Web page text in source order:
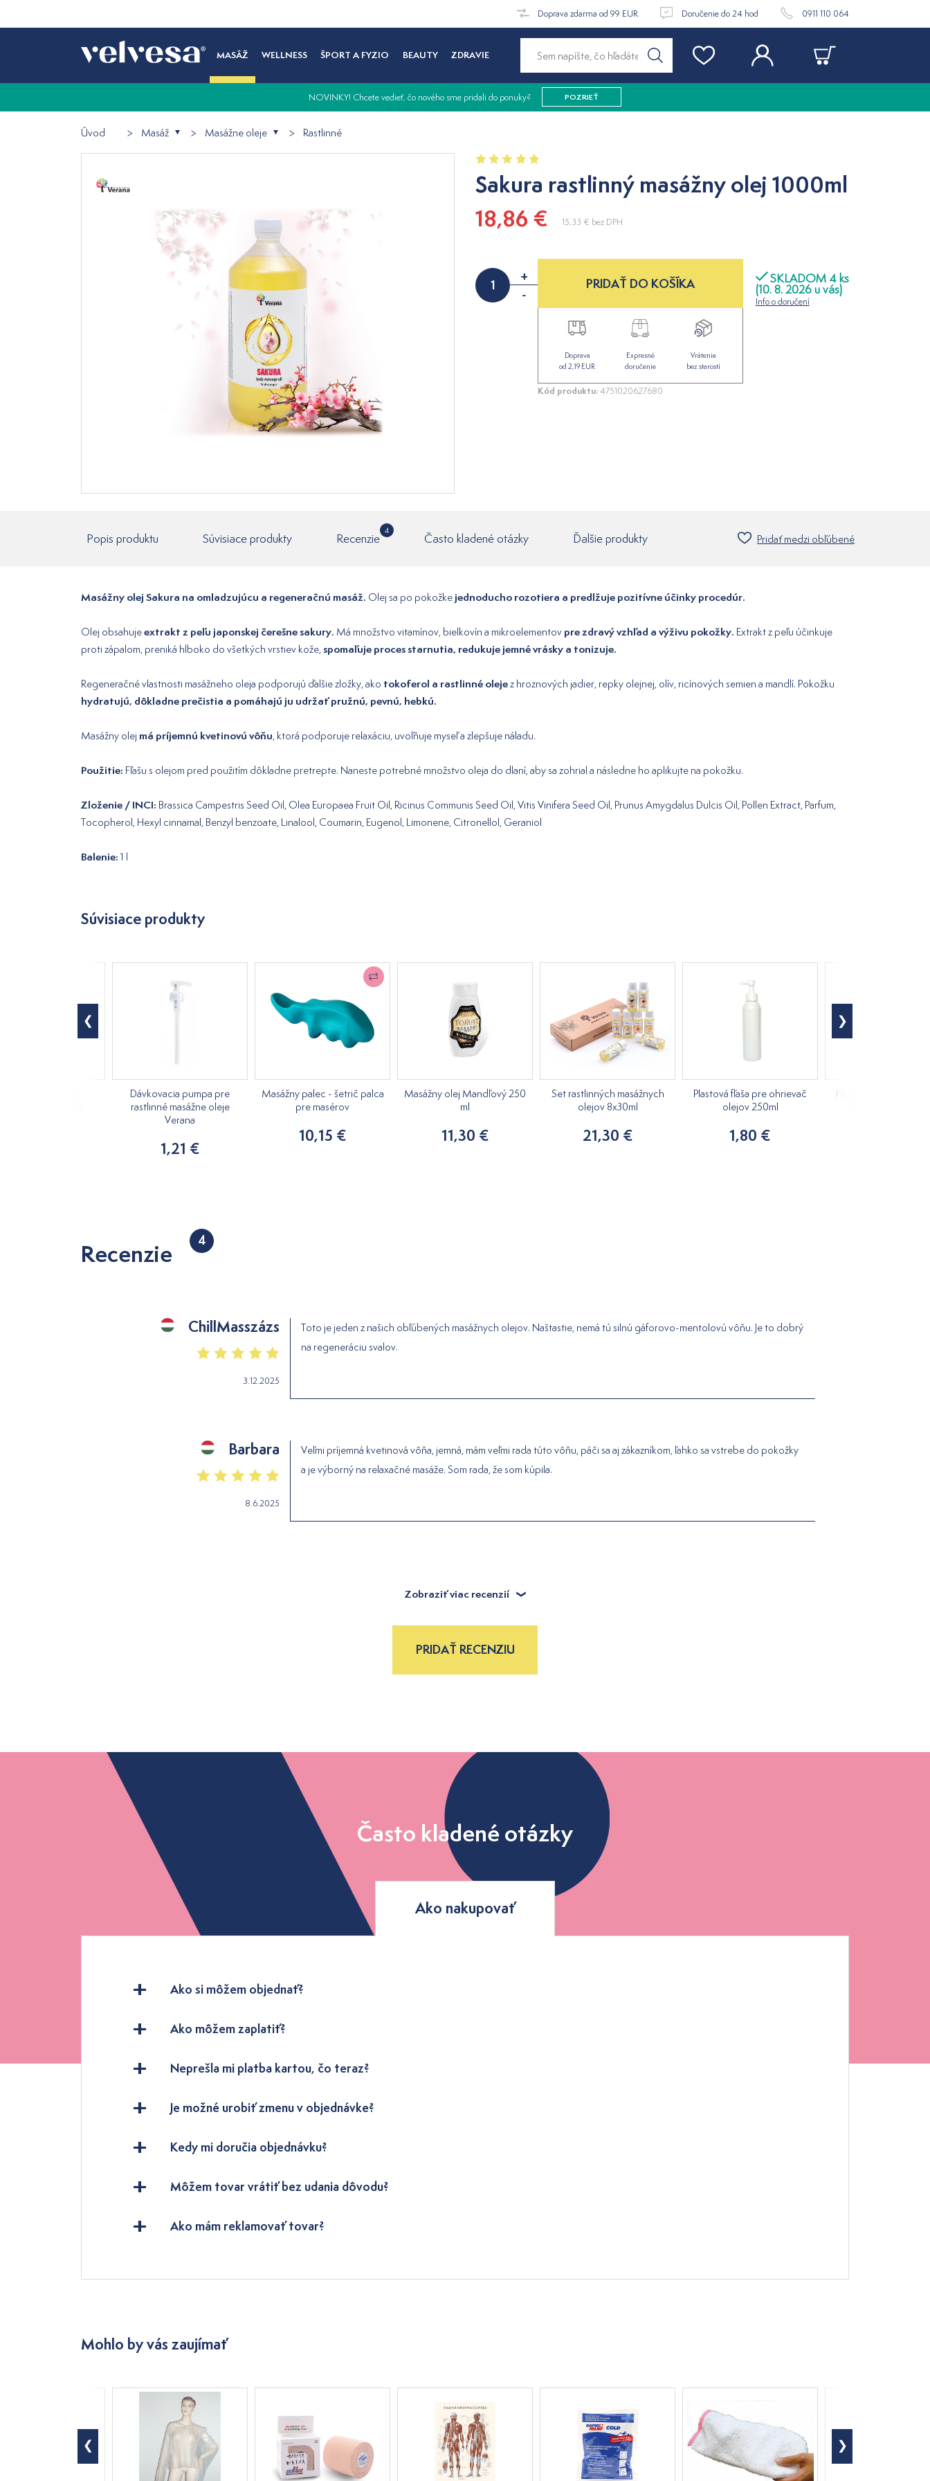
Doprava zdarma od 99 EUR Doručenie do 24 hod 0911 110 064
MASÁŽ WELLNESS ŠPORT A FYZIO BEAUTY ZDRAVIE
NOVINKY! Chcete vedieť, čo nového sme pridali do ponuky? POZRIEŤ
Úvod Masáž Masážne oleje Rastlinné
Sakura rastlinný masážny olej 1000ml
18,86 €
15,33 € bez DPH
+
-
SKLADOM 4 ks
(10. 8. 2026 u vás)
Info o doručení
PRIDAŤ DO KOŠÍKA
Doprava
od 2,19 EUR
Expresné
doručenie
Vrátenie
bez starostí
Kód produktu: 4751020627680
Popis produktu Súvisiace produkty Recenzie
4
Často kladené otázky Ďalšie produkty Pridať medzi obľúbené
Masážny olej Sakura na omladzujúcu a regeneračnú masáž. Olej sa po pokožke jednoducho rozotiera a predlžuje pozitívne účinky procedúr.
Olej obsahujeextrakt z peľu japonskej čerešne sakury. Má množstvo vitamínov, bielkovín a mikroelementov pre zdravý vzhľad a výživu pokožky. Extrakt z peľu účinkuje
proti zápalom, preniká hlboko do všetkých vrstiev kože,spomaľuje proces starnutia, redukuje jemné vrásky a tonizuje.
Regeneračné vlastnosti masážneho oleja podporujú ďalšie zložky, ako tokoferol a rastlinné olejez hroznových jadier, repky olejnej, olív, ricínových semien a mandlí. Pokožku
hydratujú, dôkladne prečistia a pomáhajú ju udržať pružnú, pevnú, hebkú.
Masážny olej má príjemnú kvetinovú vôňu, ktorá podporuje relaxáciu, uvoľňuje myseľ a zlepšuje náladu.
Použitie: Fľašu s olejom pred použitím dôkladne pretrepte. Naneste potrebné množstvo oleja do dlaní, aby sa zohrial a následne ho aplikujte na pokožku.
Zloženie / INCI: Brassica Campestris Seed Oil, Olea Europaea Fruit Oil, Ricinus Communis Seed Oil, Vitis Vinifera Seed Oil, Prunus Amygdalus Dulcis Oil, Pollen Extract, Parfum,
Tocopherol, Hexyl cinnamal, Benzyl benzoate, Linalool, Coumarin, Eugenol, Limonene, Citronellol, Geraniol
Balenie: 1 l
Súvisiace produkty
Dávkovacia pumpa pre
rastlinné masážne oleje
Verana
1,21 €
Masážny palec - šetrič palca
pre masérov
10,15 €
Masážny olej Mandľový 250
ml
11,30 €
Set rastlinných masážnych
olejov 8x30ml
21,30 €
Plastová fľaša pre ohrievač
olejov 250ml
1,80 €
Hliníková fľaša s
Recenzie 4
ChillMasszázs
3.12.2025
Toto je jeden z našich obľúbených masážnych olejov. Naštastie, nemá tú silnú gáforovo-mentolovú vôňu. Je to dobrý
na regeneráciu svalov.
Barbara
8.6.2025
Veľmi príjemná kvetinová vôňa, jemná, mám veľmi rada túto vôňu, páči sa aj zákazníkom, ľahko sa vstrebe do pokožky
a je výborný na relaxačné masáže. Som rada, že som kúpila.
Zobraziť viac recenzií
PRIDAŤ RECENZIU
Často kladené otázky
Ako nakupovať
Ako si môžem objednať?
Ako môžem zaplatiť?
Neprešla mi platba kartou, čo teraz?
Je možné urobiť zmenu v objednávke?
Kedy mi doručia objednávku?
Môžem tovar vrátiť bez udania dôvodu?
Ako mám reklamovať tovar?
Mohlo by vás zaujímať